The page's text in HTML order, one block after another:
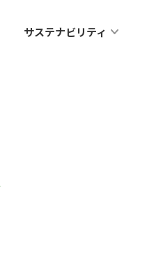
サステナビリティ